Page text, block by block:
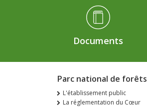
Médiathèque Footer
Documents
Parc national de forêts
L'établissement public
La réglementation du Cœur